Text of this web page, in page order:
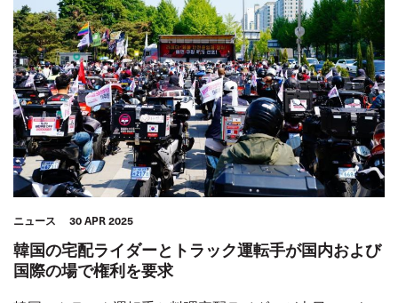
ニュース 30 APR 2025
韓国の宅配ライダーとトラック運転手が国内および
国際の場で権利を要求